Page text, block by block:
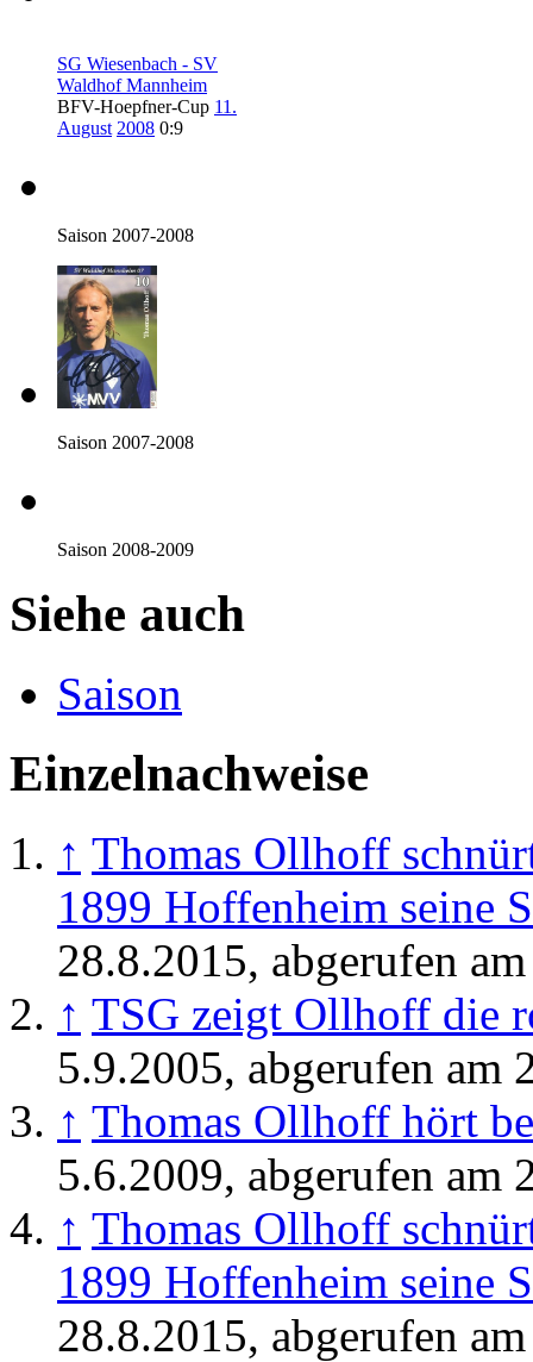
SG Wiesenbach - SV
Waldhof Mannheim
BFV-Hoepfner-Cup 11.
August 2008 0:9
Saison 2007-2008
Saison 2007-2008
Saison 2008-2009
Siehe auch
Saison
Einzelnachweise
↑ Thomas Ollhoff
1899 Hoffenheim seine
28.8.2015, abgerufen
↑ TSG zeigt Ollhoff die
5.9.2005, abgerufen am
↑ Thomas Ollhoff hört
5.6.2009, abgerufen am
↑ Thomas Ollhoff
1899 Hoffenheim seine
28.8.2015, abgerufen